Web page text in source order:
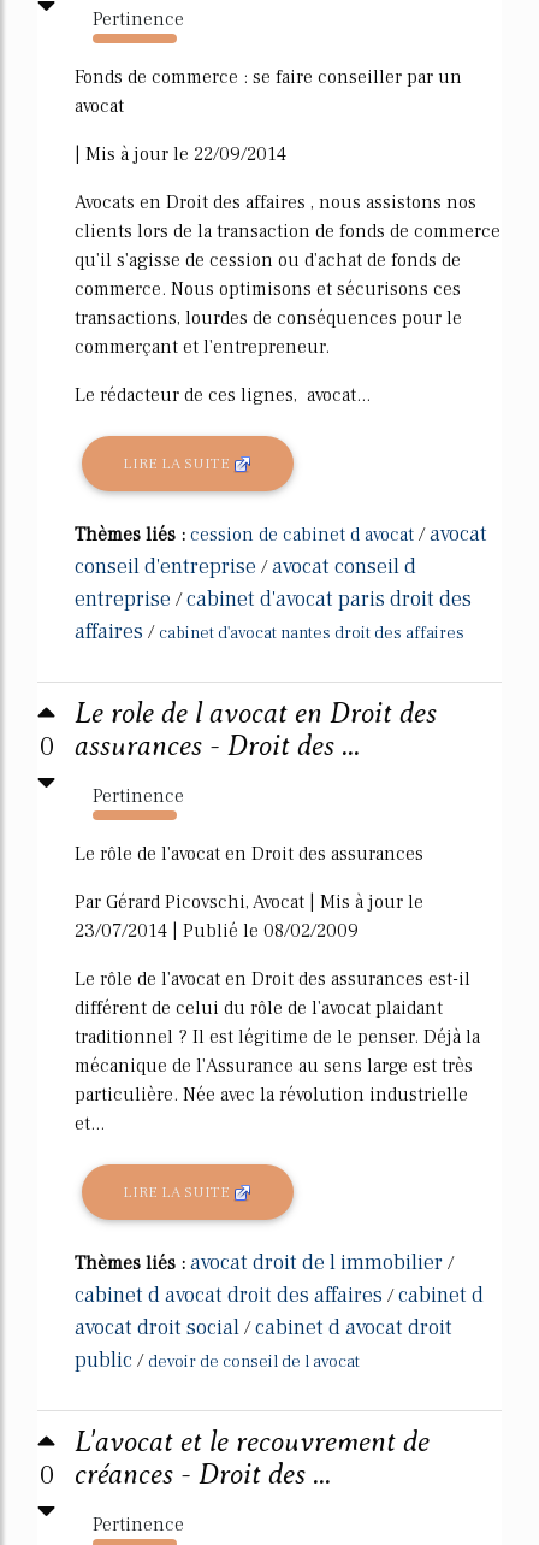
Pertinence
953%
Fonds de commerce : se faire conseiller par un
avocat
| Mis à jour le 22/09/2014
Avocats en Droit des affaires , nous assistons nos
clients lors de la transaction de fonds de commerce
qu'il s'agisse de cession ou d'achat de fonds de
commerce. Nous optimisons et sécurisons ces
transactions, lourdes de conséquences pour le
commerçant et l'entrepreneur.
Le rédacteur de ces lignes, avocat...
LIRE LA SUITE
Thèmes liés : cession de cabinet d avocat /avocat
conseil d'entreprise /avocat conseil d
entreprise /cabinet d'avocat paris droit des
affaires / cabinet d'avocat nantes droit des affaires
0
Le role de l avocat en Droit des
assurances - Droit des ...
Pertinence
630%
Le rôle de l'avocat en Droit des assurances
Par Gérard Picovschi, Avocat | Mis à jour le
23/07/2014 | Publié le 08/02/2009
Le rôle de l'avocat en Droit des assurances est-il
différent de celui du rôle de l'avocat plaidant
traditionnel ? Il est légitime de le penser. Déjà la
mécanique de l'Assurance au sens large est très
particulière. Née avec la révolution industrielle
et...
LIRE LA SUITE
Thèmes liés : avocat droit de l immobilier /
cabinet d avocat droit des affaires /cabinet d
avocat droit social /cabinet d avocat droit
public / devoir de conseil de l avocat
0
L'avocat et le recouvrement de
créances - Droit des ...
Pertinence